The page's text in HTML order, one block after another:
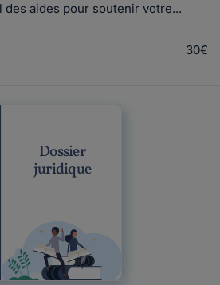
aides pour soutenir votre...
30€
Dossier
juridique